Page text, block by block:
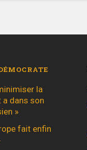
la
dans son
»
fait enfin